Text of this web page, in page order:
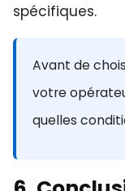
spécifiques.
Avant de
votre
quelles